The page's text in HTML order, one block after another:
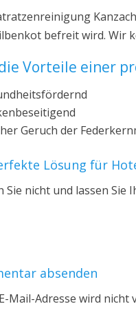
befreit wird. Wir
Vorteile einer
Geruch der
Lösung für
Sie nicht und lassen Sie
absenden
Mail-Adresse wird nicht